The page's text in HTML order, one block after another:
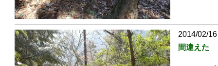
2014/02/
間違えた